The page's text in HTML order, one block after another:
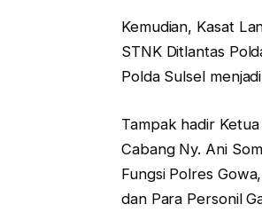
Kemudian, Kasat
STNK Ditlantas
Polda Sulsel
Tampak hadir
Cabang Ny. Ani
Fungsi Polres
dan Para Personil